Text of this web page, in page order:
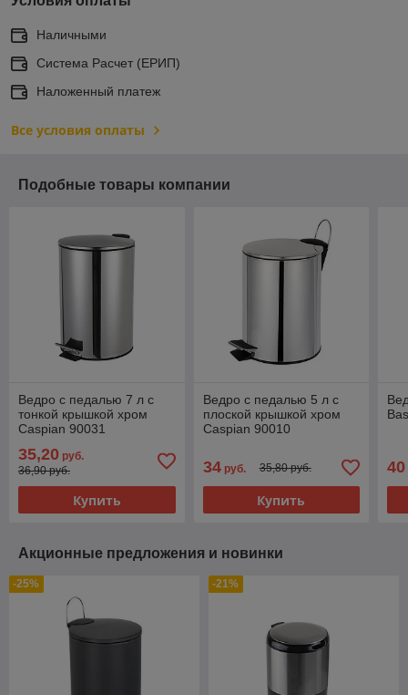
Наличными
Система Расчет (ЕРИП)
Наложенный платеж
Все условия оплаты
Подобные товары компании
Ведро с педалью 7 л с
тонкой крышкой хром
Caspian 90031
35,20 руб.
36,90 руб.
Купить
Ведро с педалью 5 л с
плоской крышкой хром
Caspian 90010
34руб. 35,80 руб.
Купить
40
Акционные предложения и новинки
-25% -21%